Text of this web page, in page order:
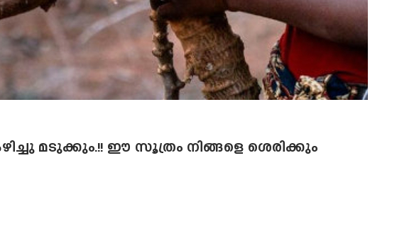
മടുക്കും.!! ഈ സൂത്രം നിങ്ങളെ ശെരിക്കും